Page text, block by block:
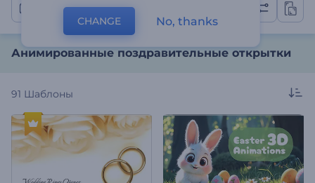
Поздравительная Открытка
Анимированные поздравительные открытки
91 Шаблоны
CHANGE No, thanks